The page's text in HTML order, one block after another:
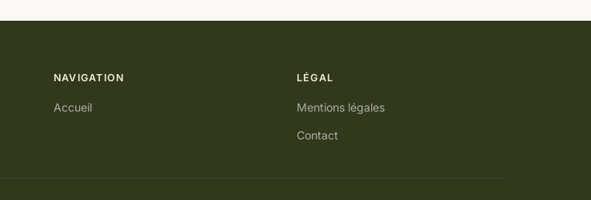
NAVIGATION
Accueil
LÉGAL
Mentions légales
Contact